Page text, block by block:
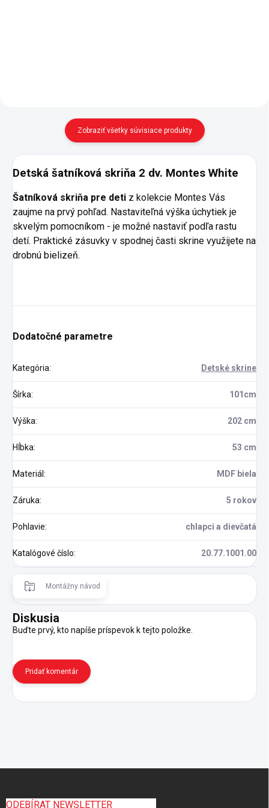
Zobraziť všetky súvisiace produkty
Detská šatníková skriňa 2 dv. Montes White
Šatníková skriňa pre deti z kolekcie Montes Vás
zaujme na prvý pohľad. Nastaviteľná výška úchytiek je
skvelým pomocníkom - je možné nastaviť podľa rastu
detí. Praktické zásuvky v spodnej časti skrine využijete na
drobnú bielizeň.
Dodatočné parametre
Kategória: Detské skrine
Šírka: 101cm
Výška: 202 cm
Hĺbka: 53 cm
Materiál : MDF biela
Záruka: 5 rokov
Pohlavie: chlapci a dievčatá
Katalógové číslo: 20.77.1001.00
Montážny návod
Diskusia
Buďte prvý, kto napíše príspevok k tejto položke.
Pridať komentár
ODEBÍRAT NEWSLETTER